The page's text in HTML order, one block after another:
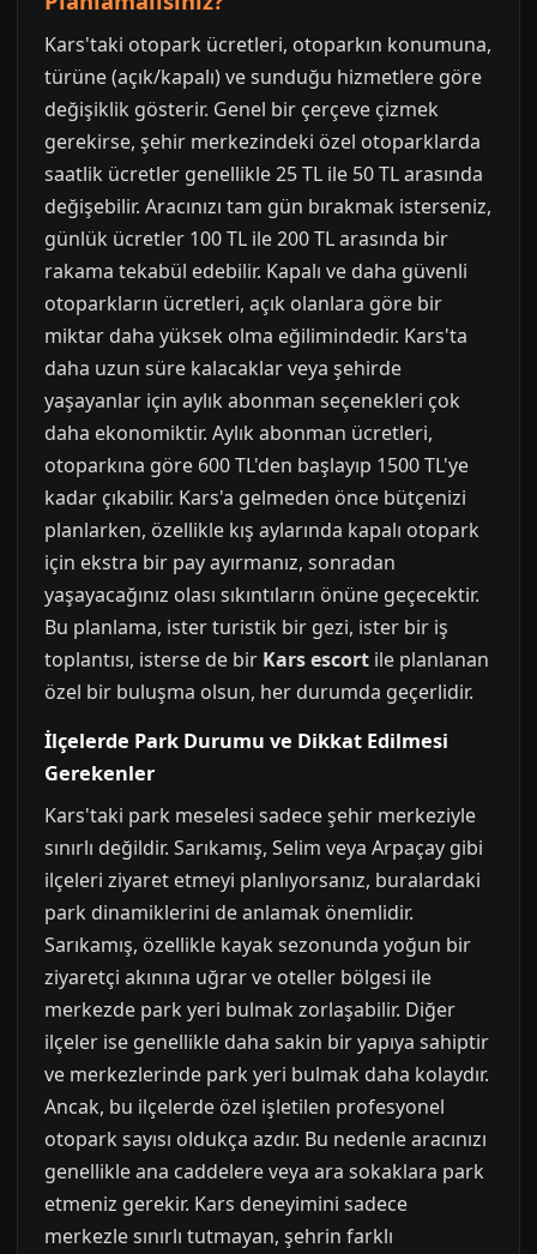
Kars'taki otopark ücretleri, otoparkın konumuna,
türüne (açık/kapalı) ve sunduğu hizmetlere göre
değişiklik gösterir. Genel bir çerçeve çizmek
gerekirse, şehir merkezindeki özel otoparklarda
saatlik ücretler genellikle 25 TL ile 50 TL arasında
değişebilir. Aracınızı tam gün bırakmak isterseniz,
günlük ücretler 100 TL ile 200 TL arasında bir
rakama tekabül edebilir. Kapalı ve daha güvenli
otoparkların ücretleri, açık olanlara göre bir
miktar daha yüksek olma eğilimindedir. Kars'ta
daha uzun süre kalacaklar veya şehirde
yaşayanlar için aylık abonman seçenekleri çok
daha ekonomiktir. Aylık abonman ücretleri,
otoparkına göre 600 TL'den başlayıp 1500 TL'ye
kadar çıkabilir. Kars'a gelmeden önce bütçenizi
planlarken, özellikle kış aylarında kapalı otopark
için ekstra bir pay ayırmanız, sonradan
yaşayacağınız olası sıkıntıların önüne geçecektir.
Bu planlama, ister turistik bir gezi, ister bir iş
toplantısı, isterse de bir Kars escort ile planlanan
özel bir buluşma olsun, her durumda geçerlidir.
İlçelerde Park Durumu ve Dikkat Edilmesi
Gerekenler
Kars'taki park meselesi sadece şehir merkeziyle
sınırlı değildir. Sarıkamış, Selim veya Arpaçay gibi
ilçeleri ziyaret etmeyi planlıyorsanız, buralardaki
park dinamiklerini de anlamak önemlidir.
Sarıkamış, özellikle kayak sezonunda yoğun bir
ziyaretçi akınına uğrar ve oteller bölgesi ile
merkezde park yeri bulmak zorlaşabilir. Diğer
ilçeler ise genellikle daha sakin bir yapıya sahiptir
ve merkezlerinde park yeri bulmak daha kolaydır.
Ancak, bu ilçelerde özel işletilen profesyonel
otopark sayısı oldukça azdır. Bu nedenle aracınızı
genellikle ana caddelere veya ara sokaklara park
etmeniz gerekir. Kars deneyimini sadece
merkezle sınırlı tutmayan, şehrin farklı